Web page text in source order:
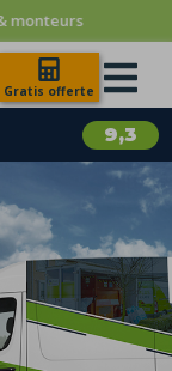
monteurs
Gratis offerte
9,3